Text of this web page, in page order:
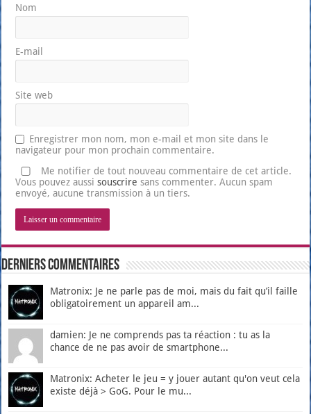
Nom
E-mail
Site web
Enregistrer mon nom, mon e-mail et mon site dans le
navigateur pour mon prochain commentaire.
Me notifier de tout nouveau commentaire de cet article.
Vous pouvez aussisouscrire sans commenter. Aucun spam
envoyé, aucune transmission à un tiers.
Derniers Commentaires
Matronix: Je ne parle pas de moi, mais du fait qu’il faille
obligatoirement un appareil am...
damien: Je ne comprends pas ta réaction : tu as la
chance de ne pas avoir de smartphone...
Matronix: Acheter le jeu = y jouer autant qu'on veut cela
existe déjà > GoG. Pour le mu...